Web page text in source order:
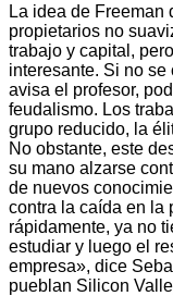
La idea de Freeman
propietarios no
trabajo y capital,
interesante. Si no
avisa el profesor,
feudalismo. Los
grupo reducido, la
No obstante, este
su mano alzarse
de nuevos
contra la caída en la
rápidamente, ya no
estudiar y luego el
empresa», dice
pueblan Silicon